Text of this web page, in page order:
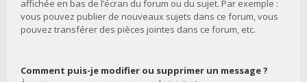
affichée en bas de l’écran du forum ou du sujet. Par exemple :
vous pouvez publier de nouveaux sujets dans ce forum, vous
pouvez transférer des pièces jointes dans ce forum, etc.
Comment puis-je modifier ou supprimer un message ?